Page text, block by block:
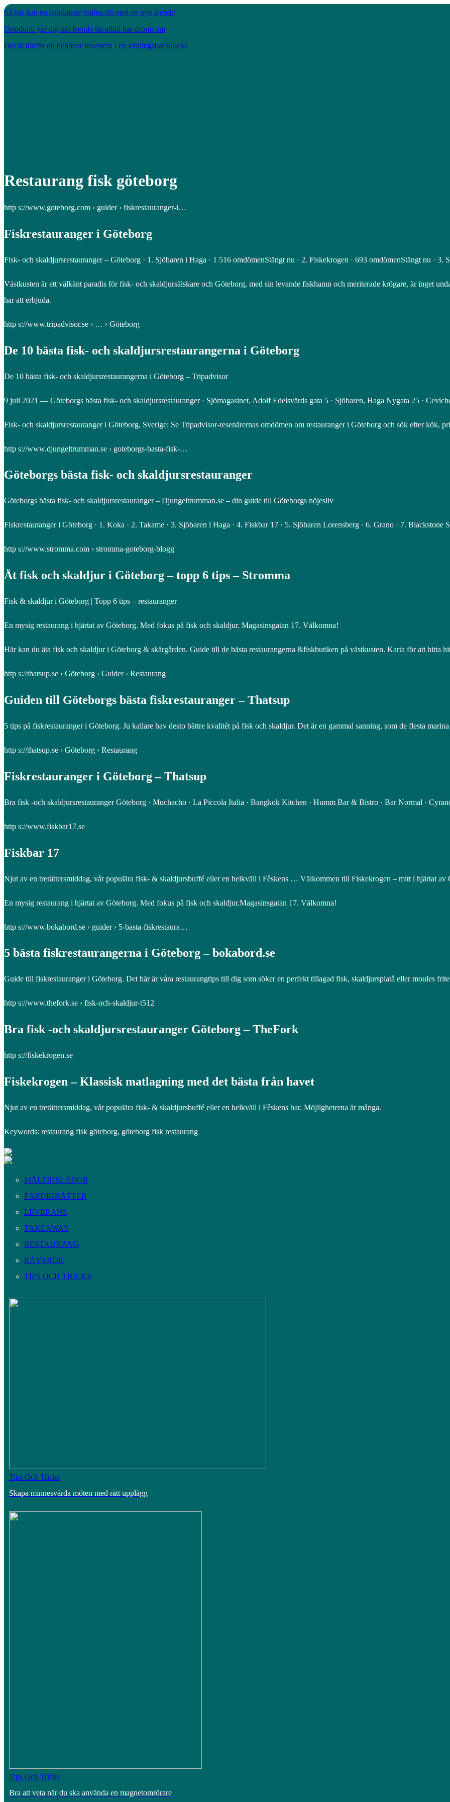
Så här kan en tandläkare hjälpa till med ett nytt leende
Ortodonti ger dig det leende du alltid har drömt om
Det är därför du behöver investera i en växlingsbar klocka
Restaurang fisk göteborg
http s://www.goteborg.com › guider › fiskrestauranger-i…
Fiskrestauranger i Göteborg
Fisk- och skaldjursrestauranger – Göteborg · 1. Sjöbaren i Haga · 1 516 omdömenStängt nu · 2. Fiskekrogen · 693 omdömenStängt nu ·
Västkusten är ett välkänt paradis för fisk- och skaldjursälskare och Göteborg, med sin levande fiskhamn och meriterade krögare, är inget
har att erbjuda.
http s://www.tripadvisor.se › … › Göteborg
De 10 bästa fisk- och skaldjursrestaurangerna i Göteborg
De 10 bästa fisk- och skaldjursrestaurangerna i Göteborg – Tripadvisor
9 juli 2021 — Göteborgs bästa fisk- och skaldjursrestauranger · Sjömagasinet, Adolf Edelsvärds gata 5 · Sjöbaren, Haga Nygata 25 ·
Fisk- och skaldjursrestauranger i Göteborg, Sverige: Se Tripadvisor-resenärernas omdömen om restauranger i Göteborg och sök efter kök,
http s://www.djungeltrumman.se › goteborgs-basta-fisk-…
Göteborgs bästa fisk- och skaldjursrestauranger
Göteborgs bästa fisk- och skaldjursrestauranger – Djungeltrumman.se – din guide till Göteborgs nöjesliv
Fiskrestauranger i Göteborg · 1. Koka · 2. Takame · 3. Sjöbaren i Haga · 4. Fiskbar 17 · 5. Sjöbaren Lorensberg · 6. Grano · 7. Blackstone
http s://www.stromma.com › stromma-goteborg-blogg
Ät fisk och skaldjur i Göteborg – topp 6 tips – Stromma
Fisk & skaldjur i Göteborg | Topp 6 tips – restauranger
En mysig restaurang i hjärtat av Göteborg. Med fokus på fisk och skaldjur. Magasinsgatan 17. Välkomna!
Här kan du äta fisk och skaldjur i Göteborg & skärgården. Guide till de bästa restaurangerna &fiskbutiken på västkusten. Karta för att hitta
http s://thatsup.se › Göteborg › Guider › Restaurang
Guiden till Göteborgs bästa fiskrestauranger – Thatsup
5 tips på fiskrestauranger i Göteborg. Ju kallare hav desto bättre kvalitét på fisk och skaldjur. Det är en gammal sanning, som de flesta
http s://thatsup.se › Göteborg › Restaurang
Fiskrestauranger i Göteborg – Thatsup
Bra fisk -och skaldjursrestauranger Göteborg · Muchacho · La Piccola Italia · Bangkok Kitchen · Humm Bar & Bistro · Bar Normal ·
http s://www.fiskbar17.se
Fiskbar 17
Njut av en trerättersmiddag, vår populära fisk- & skaldjursbuffé eller en helkväll i Fêskens … Välkommen till Fiskekrogen – mitt i hjärtat av
En mysig restaurang i hjärtat av Göteborg. Med fokus på fisk och skaldjur.Magasinsgatan 17. Välkomna!
http s://www.bokabord.se › guider › 5-basta-fiskrestaura…
5 bästa fiskrestaurangerna i Göteborg – bokabord.se
Guide till fiskrestauranger i Göteborg. Det här är våra restaurangtips till dig som söker en perfekt tillagad fisk, skaldjursplatå eller moules
http s://www.thefork.se › fisk-och-skaldjur-t512
Bra fisk -och skaldjursrestauranger Göteborg – TheFork
http s://fiskekrogen.se
Fiskekrogen – Klassisk matlagning med det bästa från havet
Njut av en trerättersmiddag, vår populära fisk- & skaldjursbuffé eller en helkväll i Fêskens bar. Möjligheterna är många.
Keywords: restaurang fisk göteborg, göteborg fisk restaurang
MÅLTIDSLÅDOR
FÄRDIGRÄTTER
LEVERANS
TAKEAWAY
RESTAURANG
RÅVAROR
TIPS OCH TRICKS
Tips Och Tricks
Skapa minnesvärda möten med rätt upplägg
Tips Och Tricks
Bra att veta när du ska använda en magnetomrörare